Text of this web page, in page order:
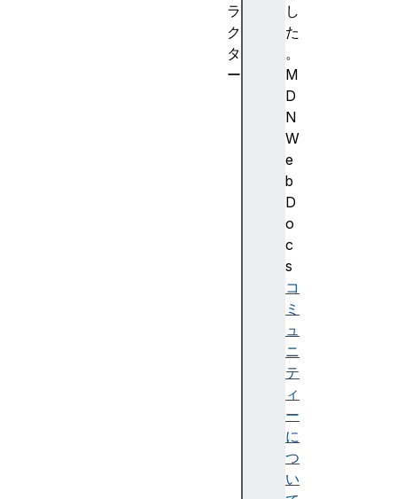
し
た
。
M
D
N
W
e
b
D
o
c
s
コ
ミ
ュ
ニ
テ
ィ
ー
に
つ
い
ラ
ク
タ
ー